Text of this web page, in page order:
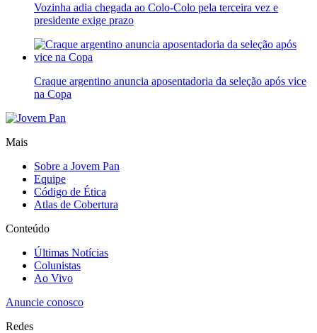
Vozinha adia chegada ao Colo-Colo pela terceira vez e
presidente exige prazo
Craque argentino anuncia aposentadoria da seleção após vice
na Copa
Mais
Sobre a Jovem Pan
Equipe
Código de Ética
Atlas de Cobertura
Conteúdo
Últimas Notícias
Colunistas
Ao Vivo
Anuncie conosco
Redes